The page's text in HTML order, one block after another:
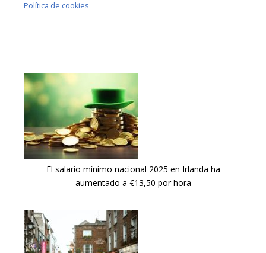
Política de cookies
El salario mínimo nacional 2025 en Irlanda ha
aumentado a €13,50 por hora